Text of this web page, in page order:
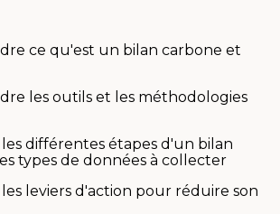
ce qu'est un bilan carbone et
les outils et les méthodologies
différentes étapes d'un bilan
types de données à collecter
leviers d'action pour réduire son